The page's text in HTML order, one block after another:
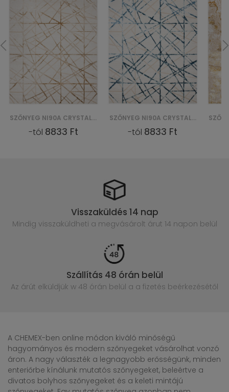
SZŐNYEG NI90A CRYSTAL GYU - BEŻOWY
-tól 8833 Ft
SZŐNYEG NI90A CRYSTAL GYU - NIEBIESKI
-tól 8833 Ft
Visszaküldés 14 nap
Mindig visszaküldheti a megvásárolt árut 14 napon belül
Szállítás 48 órán belül
Az árút elküldjük w 48 órán belül a a fizetés beérkezésétől
A CHEMEX-ben online módon kiváló minőségű
hagyományos és modern szőnyegeket vásárolhat vonzó
áron. A nagy választék a legnagyobb erősségünk, minden
enteriőrbe kínálunk mutatós szőnyegeket, beleértve a
divatos bolyhos szőnyegeket és a keleti mintájú